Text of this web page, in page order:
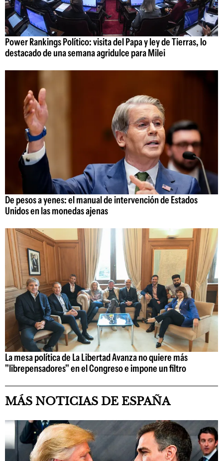
Power Rankings Político: visita del Papa y ley de Tierras, lo
destacado de una semana agridulce para Milei
De pesos a yenes: el manual de intervención de Estados
Unidos en las monedas ajenas
La mesa política de La Libertad Avanza no quiere más
"librepensadores" en el Congreso e impone un filtro
MÁS NOTICIAS DE ESPAÑA